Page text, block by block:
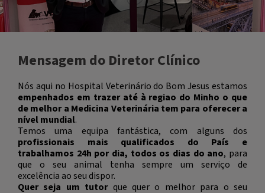
Mensagem do Diretor Clínico
Nós aqui no Hospital Veterinário do Bom Jesus estamos
empenhados em trazer até à regiao do Minho o que
de melhor a Medicina Veterinária tem para oferecer a
nível mundial.
Temos uma equipa fantástica, com alguns dos
profissionais mais qualificados do País e
trabalhamos 24h por dia, todos os dias do ano, para
que o seu animal tenha sempre um serviço de
excelência ao seu dispor.
Quer seja um tutorque quer o melhor para o seu